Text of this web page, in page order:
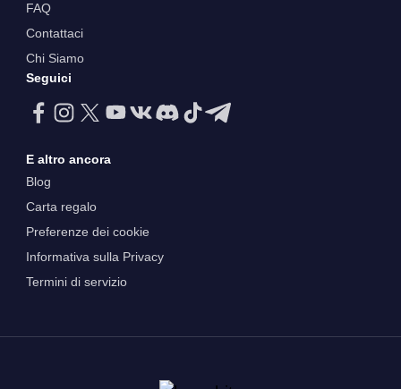
FAQ
Contattaci
Chi Siamo
Seguici
E altro ancora
Blog
Carta regalo
Preferenze dei cookie
Informativa sulla Privacy
Termini di servizio